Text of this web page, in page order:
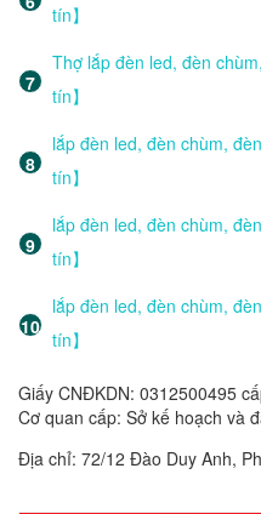
tín】
Thợ lắp đèn led, đèn
tín】
lắp đèn led, đèn chùm,
tín】
lắp đèn led, đèn chùm,
tín】
lắp đèn led, đèn chùm,
tín】
Giấy CNĐKDN: 0312500495
Cơ quan cấp: Sở kế hoạch và
Địa chỉ: 72/12 Đào Duy Anh,